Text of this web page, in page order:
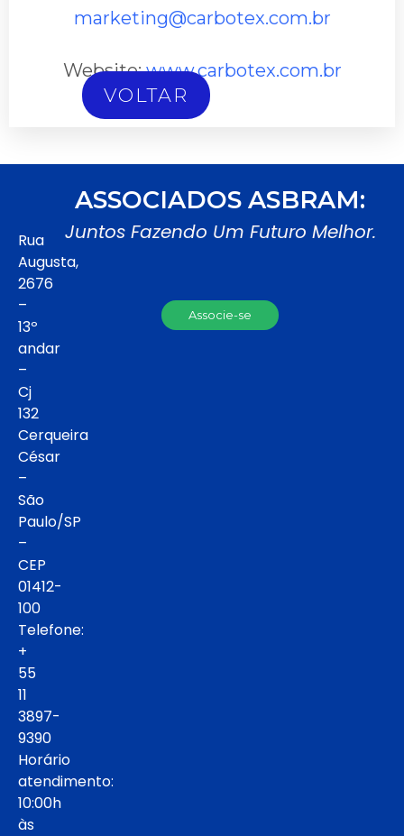
marketing@carbotex.com.br
Website:www.carbotex.com.br
VOLTAR
Rua
Augusta,
2676
–
13º
andar
–
Cj
132
Cerqueira
César
–
São
Paulo/SP
–
CEP
01412-
100
Telefone:
+
55
11
3897-
9390
Horário
atendimento:
10:00h
às
ASSOCIADOS ASBRAM:
Juntos Fazendo Um Futuro Melhor.
Associe-se